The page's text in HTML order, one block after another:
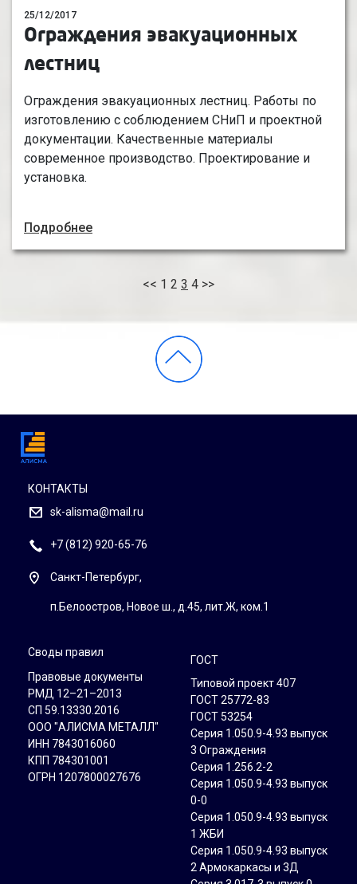
25/12/2017
Ограждения эвакуационных
лестниц
Ограждения эвакуационных лестниц. Работы по
изготовлению с соблюдением СНиП и проектной
документации. Качественные материалы
современное производство. Проектирование и
установка.
Подробнее
<< 1 2 3 4 >>
КОНТАКТЫ
sk-alisma@mail.ru
+7 (812) 920-65-76
Санкт-Петербург,
п.Белоостров, Новое ш., д.45, лит.Ж, ком.1
Своды правил
Правовые документы
РМД 12–21–2013
СП 59.13330.2016
ООО "АЛИСМА МЕТАЛЛ"
ИНН 7843016060
КПП 784301001
ОГРН 1207800027676
ГОСТ
Типовой проект 407
ГОСТ 25772-83
ГОСТ 53254
Серия 1.050.9-4.93 выпуск
3 Ограждения
Серия 1.256.2-2
Серия 1.050.9-4.93 выпуск
0-0
Серия 1.050.9-4.93 выпуск
1 ЖБИ
Серия 1.050.9-4.93 выпуск
2 Армокаркасы и 3Д